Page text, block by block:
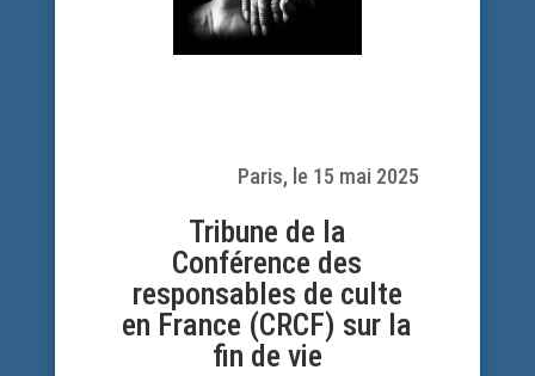
Paris, le 15 mai 2025
Tribune de la
Conférence des
responsables de culte
en France (CRCF) sur la
fin de vie